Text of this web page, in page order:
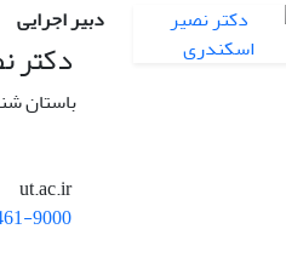
دبیر اجرایی
دکتر
باستان
nasir.eskandari
ut.ac.ir
9000